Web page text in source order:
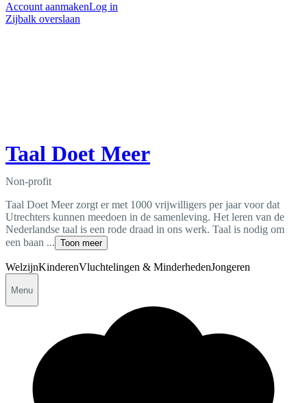
Account aanmakenLog in
Zijbalk overslaan
Taal Doet Meer
Non-profit
Taal Doet Meer zorgt er met 1000 vrijwilligers per jaar voor dat
Utrechters kunnen meedoen in de samenleving. Het leren van de
Nederlandse taal is een rode draad in ons werk. Taal is nodig om
een baan ... Toon meer
WelzijnKinderenVluchtelingen & MinderhedenJongeren
Menu